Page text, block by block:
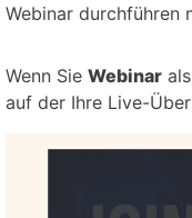
Webinar durchführen
Wenn Sie Webinar
auf der Ihre Live-